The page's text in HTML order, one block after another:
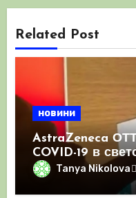
Related Post
новини
AstraZeneca
COVID-19 в
призна, че те
Tanya Nikolova